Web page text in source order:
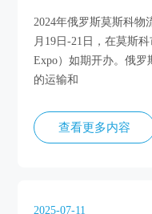
2024年俄罗斯莫斯科物
月19日-21日，在莫斯
Expo）如期开办。俄
的运输和
查看更多内容
2025-07-11